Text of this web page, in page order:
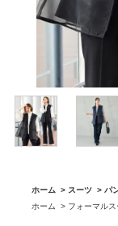
●パール＆ビジュー
付きリボンサテン
トートバッグ
●
キ
ン
ホーム > スーツ >パ
ホーム
> フォーマル